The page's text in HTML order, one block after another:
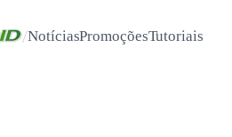
/NotíciasPromoçõesTutoriais